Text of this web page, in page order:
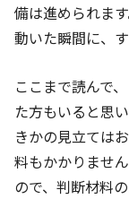
備は進められま
動いた瞬間に、す
ここまで読んで
た方もいると思
きかの見立ては
料もかかりませ
ので、判断材料